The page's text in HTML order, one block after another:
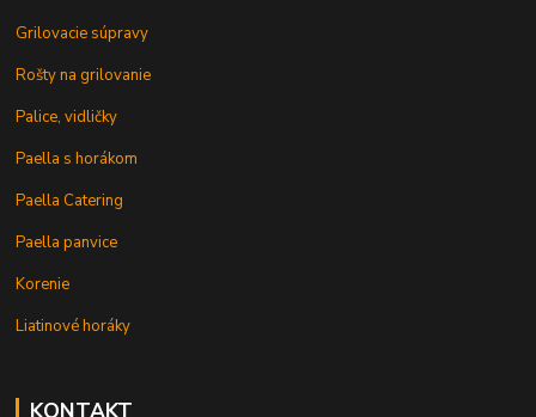
Grilovacie súpravy
Rošty na grilovanie
Palice, vidličky
Paella s horákom
Paella Catering
Paella panvice
Korenie
Liatinové horáky